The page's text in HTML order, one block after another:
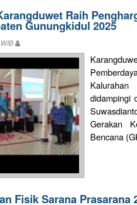
Raih
Gunungkidul 2025
didampingi
Gerakan
Bencana
Fisik Sarana Prasarana